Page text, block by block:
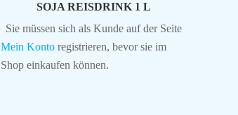
SOJA REISDRINK 1 L
Sie müssen sich als Kunde auf der Seite
Mein Kontoregistrieren, bevor sie im
Shop einkaufen können.